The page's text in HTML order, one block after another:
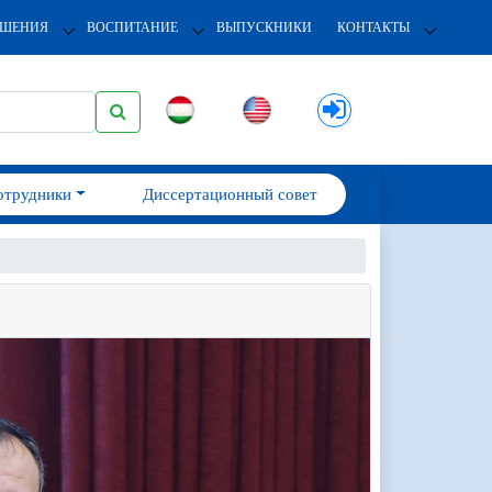
ВОСПИТАНИЕ ВЫПУСКНИКИ КОНТАКТЫ
Диссертационный совет